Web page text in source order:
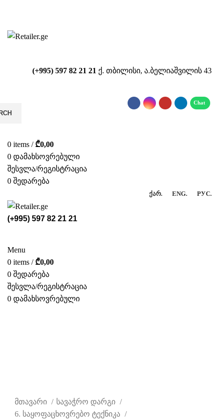
(+995) 597 82 21 21 ქ. თბილისი, ა.ბელიაშვილის 43
0 items / ₾0,00
0 დამახსოვრებული
შესვლა/რეგისტრაცია
0 შედარება
ᲥᲐᲠ. ENG. РУС.
(+995) 597 82 21 21
Menu
0 items / ₾0,00
0 შედარება
შესვლა/რეგისტრაცია
0 დამახსოვრებული
მთავარი
სავაჭრო დარგი
6. საყოფაცხოვრებო ტექნიკა